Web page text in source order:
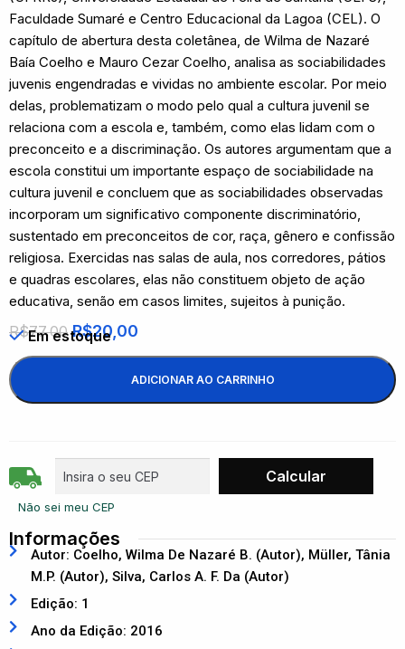
Faculdade Sumaré e Centro Educacional da Lagoa (CEL). O
capítulo de abertura desta coletânea, de Wilma de Nazaré
Baía Coelho e Mauro Cezar Coelho, analisa as sociabilidades
juvenis engendradas e vividas no ambiente escolar. Por meio
delas, problematizam o modo pelo qual a cultura juvenil se
relaciona com a escola e, também, como elas lidam com o
preconceito e a discriminação. Os autores argumentam que a
escola constitui um importante espaço de sociabilidade na
cultura juvenil e concluem que as sociabilidades observadas
incorporam um significativo componente discriminatório,
sustentado em preconceitos de cor, raça, gênero e confissão
religiosa. Exercidas nas salas de aula, nos corredores, pátios
e quadras escolares, elas não constituem objeto de ação
educativa, senão em casos limites, sujeitos à punição.
R$77,00 R$20,00
Em estoque
ADICIONAR AO CARRINHO
Não sei meu CEP
Informações
Autor: Coelho, Wilma De Nazaré B. (Autor), Müller, Tânia
M.P. (Autor), Silva, Carlos A. F. Da (Autor)
Edição: 1
Ano da Edição: 2016